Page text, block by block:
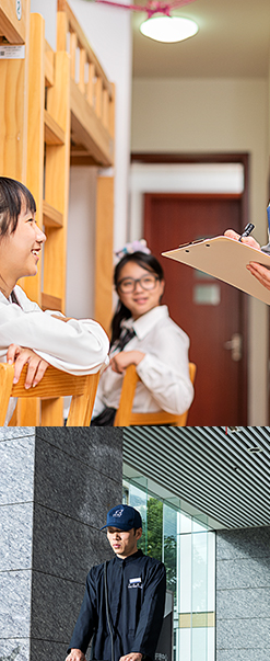
值
的案场服务及全权
的租金回报率，充
保障
细的业务技能，敬
校园欢笑
学活动的开展
和睦氛围，让老师
馨